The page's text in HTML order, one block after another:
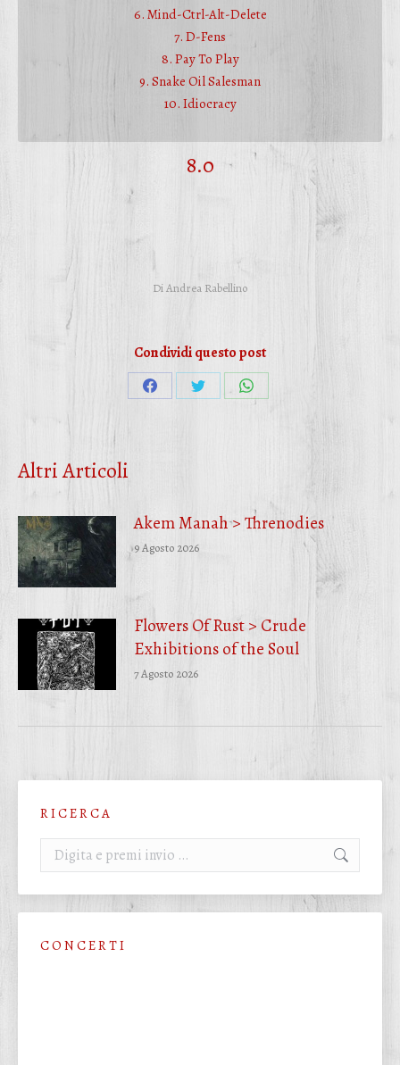
6. Mind-Ctrl-Alt-Delete
7. D-Fens
8. Pay To Play
9. Snake Oil Salesman
10. Idiocracy
8.0
DiAndrea Rabellino
Condividi questo post
CondividiCondividiCondividi
Altri Articoli
Akem Manah > Threnodies
9 Agosto 2026
Flowers Of Rust > Crude
Exhibitions of the Soul
7 Agosto 2026
R I C E R C A
Cerca:
C O N C E R T I